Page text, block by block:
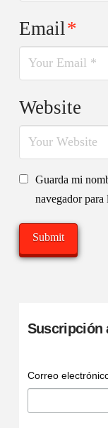
Email*
Website
Guarda mi
navegador
Suscripción
Correo